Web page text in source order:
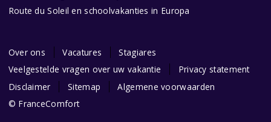
Route du Soleil en schoolvakanties in Europa
Over ons Vacatures
Stagiares
Veelgestelde vragen over uw vakantie
Privacy statement
Disclaimer
Sitemap
Algemene voorwaarden
© FranceComfort